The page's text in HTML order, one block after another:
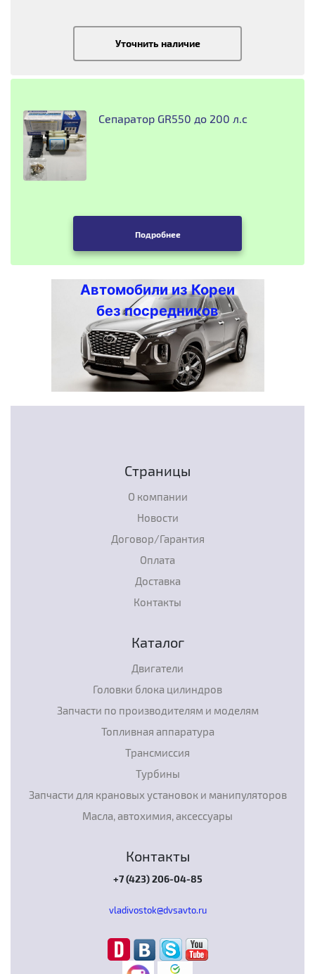
Уточнить наличие
Сепаратор GR550 до 200 л.с
Подробнее
Автомобили из Кореи
без посредников
Страницы
О компании
Новости
Договор/Гарантия
Оплата
Доставка
Контакты
Каталог
Двигатели
Головки блока цилиндров
Запчасти по производителям и моделям
Топливная аппаратура
Трансмиссия
Турбины
Запчасти для крановых установок и манипуляторов
Масла, автохимия, аксессуары
Контакты
+7 (423) 206-04-85
vladivostok@dvsavto.ru